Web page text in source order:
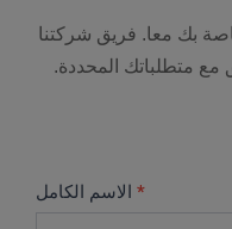
بك معا. فريق شركتنا
مع متطلباتك المحددة.
اقتباس
*
If